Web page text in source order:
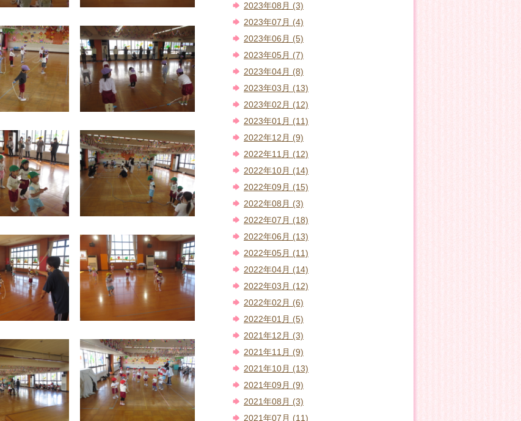
2023年08月 (3)
2023年07月 (4)
2023年06月 (5)
2023年05月 (7)
2023年04月 (8)
2023年03月 (13)
2023年02月 (12)
2023年01月 (11)
2022年12月 (9)
2022年11月 (12)
2022年10月 (14)
2022年09月 (15)
2022年08月 (3)
2022年07月 (18)
2022年06月 (13)
2022年05月 (11)
2022年04月 (14)
2022年03月 (12)
2022年02月 (6)
2022年01月 (5)
2021年12月 (3)
2021年11月 (9)
2021年10月 (13)
2021年09月 (9)
2021年08月 (3)
2021年07月 (11)